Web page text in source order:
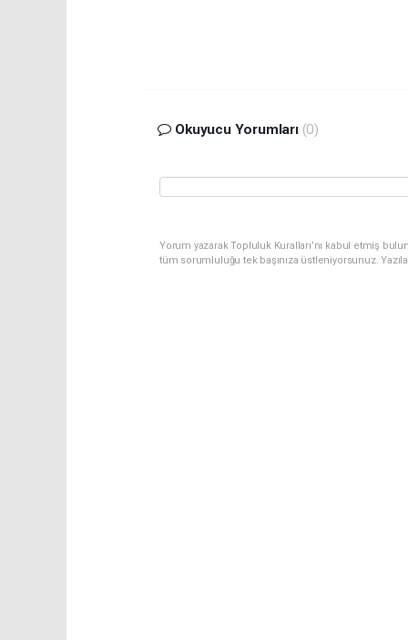
Okuyucu Yorumları (0)
Yorum yazarak Topluluk Kuralları’nı kabul etmiş
tüm sorumluluğu tek başınıza üstleniyorsunuz.